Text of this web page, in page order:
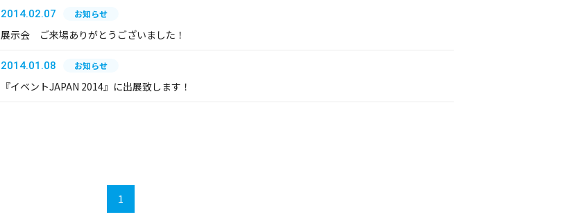
2014.02.07 お知らせ
展示会 ご来場ありがとうございました！
2014.01.08 お知らせ
『イベントJAPAN 2014』に出展致します！
1